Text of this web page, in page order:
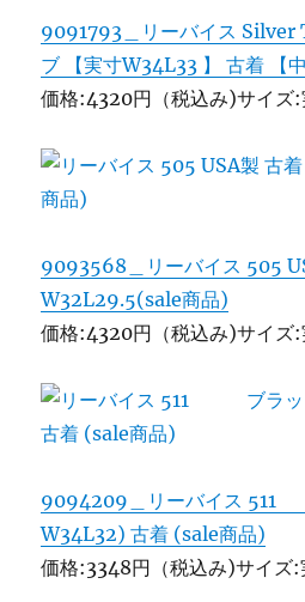
9091793＿リーバイス Silver
ブ 【実寸W34L33 】 古着 【
価格:4320円（税込み)サイズ
9093568＿リーバイス 505
W32L29.5(sale商品)
価格:4320円（税込み)サイズ
9094209＿リーバイス
W34L32) 古着 (sale商品)
価格:3348円（税込み)サイズ